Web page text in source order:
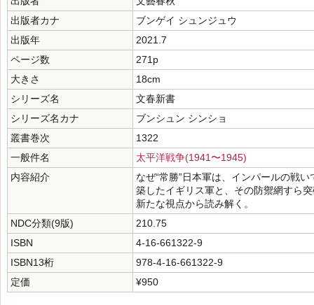
出版者カナ
ブンゲイ シュンジュウ
出版年
2021.7
ページ数
271p
大きさ
18cm
シリーズ名
文春新書
シリーズ名カナ
ブンシュン シンショ
叢書巻次
1322
一般件名
太平洋戦争(1941〜1945)
内容紹介
なぜ“常勝”日本軍は、インパールの戦
築したイギリス軍と、その防禦網すら
新たな視点から読み解く。
NDC分類(9版)
210.75
ISBN
4-16-661322-9
ISBN13桁
978-4-16-661322-9
定価
¥950